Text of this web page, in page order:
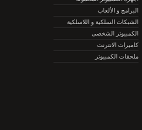
البرامج و الألعاب
الشبكات السلكية و اللاسلكية
الكمبيوتر الشخصى
كاميرات الانترنت
ملحقات الكمبيوتر